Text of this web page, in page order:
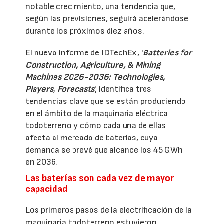
notable crecimiento, una tendencia que,
según las previsiones, seguirá acelerándose
durante los próximos diez años.
El nuevo informe de IDTechEx, 'Batteries for
Construction, Agriculture, & Mining
Machines 2026-2036: Technologies,
Players, Forecasts', identifica tres
tendencias clave que se están produciendo
en el ámbito de la maquinaria eléctrica
todoterreno y cómo cada una de ellas
afecta al mercado de baterías, cuya
demanda se prevé que alcance los 45 GWh
en 2036.
Las baterías son cada vez de mayor
capacidad
Los primeros pasos de la electrificación de la